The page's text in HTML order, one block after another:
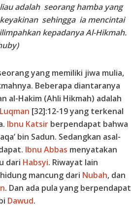
adalah seorang hamba yang
sehingga ia mencintai
kepadanya Al-Hikmah.
yang memiliki jiwa mulia,
Beberapa diantaranya
al-Hakim (Ahli Hikmah) adalah
[32]:12-19 yang terkenal
Ibnu Katsir berpendapat bahwa
bin Sadun. Sedangkan asal-
Ibnu Abbas menyatakan
dari Habsyi. Riwayat lain
mancung dari Nubah, dan
. Dan ada pula yang berpendapat
Dawud.